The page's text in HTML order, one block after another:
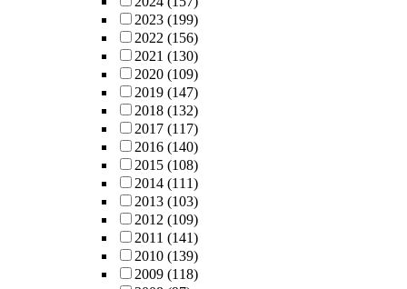
2023 (199)
2022 (156)
2021 (130)
2020 (109)
2019 (147)
2018 (132)
2017 (117)
2016 (140)
2015 (108)
2014 (111)
2013 (103)
2012 (109)
2011 (141)
2010 (139)
2009 (118)